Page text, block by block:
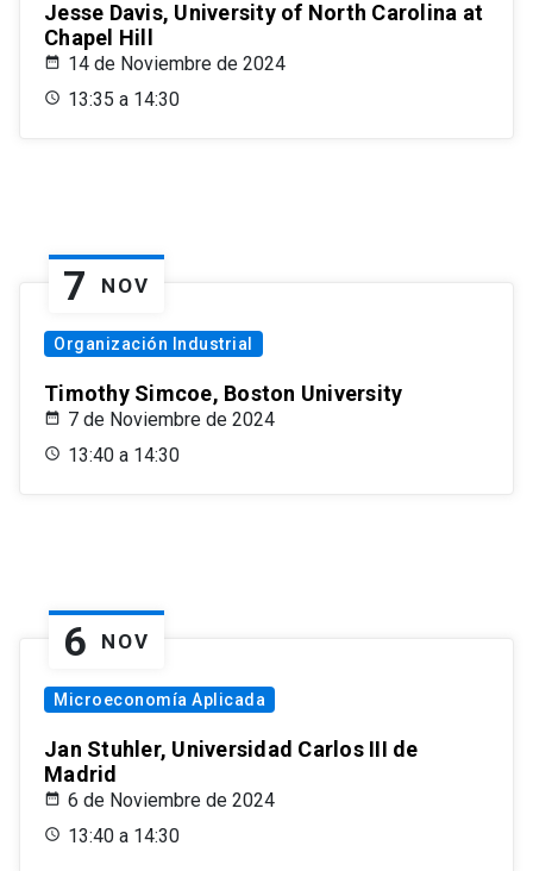
Jesse Davis, University of North Carolina at
Chapel Hill
14 de Noviembre de 2024
13:35 a 14:30
7 NOV
Organización Industrial
Timothy Simcoe, Boston University
7 de Noviembre de 2024
13:40 a 14:30
6 NOV
Microeconomía Aplicada
Jan Stuhler, Universidad Carlos III de
Madrid
6 de Noviembre de 2024
13:40 a 14:30